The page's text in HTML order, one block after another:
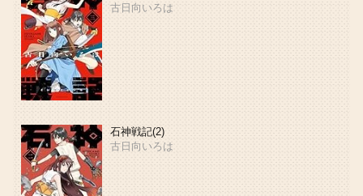
古日向いろは
石神戦記(2)
古日向いろは